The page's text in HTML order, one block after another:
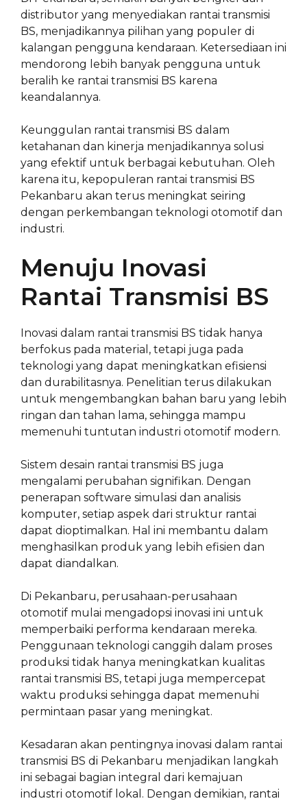
distributor yang menyediakan rantai transmisi
BS, menjadikannya pilihan yang populer di
kalangan pengguna kendaraan. Ketersediaan ini
mendorong lebih banyak pengguna untuk
beralih ke rantai transmisi BS karena
keandalannya.
Keunggulan rantai transmisi BS dalam
ketahanan dan kinerja menjadikannya solusi
yang efektif untuk berbagai kebutuhan. Oleh
karena itu, kepopuleran rantai transmisi BS
Pekanbaru akan terus meningkat seiring
dengan perkembangan teknologi otomotif dan
industri.
Menuju Inovasi
Rantai Transmisi BS
Inovasi dalam rantai transmisi BS tidak hanya
berfokus pada material, tetapi juga pada
teknologi yang dapat meningkatkan efisiensi
dan durabilitasnya. Penelitian terus dilakukan
untuk mengembangkan bahan baru yang lebih
ringan dan tahan lama, sehingga mampu
memenuhi tuntutan industri otomotif modern.
Sistem desain rantai transmisi BS juga
mengalami perubahan signifikan. Dengan
penerapan software simulasi dan analisis
komputer, setiap aspek dari struktur rantai
dapat dioptimalkan. Hal ini membantu dalam
menghasilkan produk yang lebih efisien dan
dapat diandalkan.
Di Pekanbaru, perusahaan-perusahaan
otomotif mulai mengadopsi inovasi ini untuk
memperbaiki performa kendaraan mereka.
Penggunaan teknologi canggih dalam proses
produksi tidak hanya meningkatkan kualitas
rantai transmisi BS, tetapi juga mempercepat
waktu produksi sehingga dapat memenuhi
permintaan pasar yang meningkat.
Kesadaran akan pentingnya inovasi dalam rantai
transmisi BS di Pekanbaru menjadikan langkah
ini sebagai bagian integral dari kemajuan
industri otomotif lokal. Dengan demikian, rantai